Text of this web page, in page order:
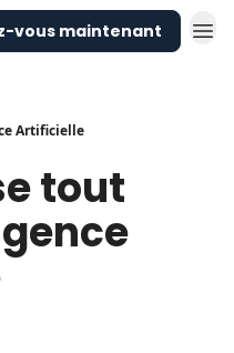
vous maintenant
Artificielle
tout